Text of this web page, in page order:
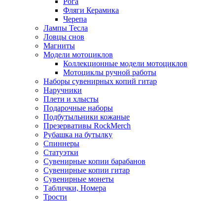
Фляги Керамика
Черепа
Лампы Тесла
Ловцы снов
Магниты
Модели мотоциклов
Коллекционные модели мотоциклов
Мотоциклы ручной работы
Наборы сувенирных копий гитар
Наручники
Плети и хлысты
Подарочные наборы
Подбутыльники кожаные
Презервативы RockMerch
Рубашка на бутылку
Спиннеры
Статуэтки
Сувенирные копии барабанов
Сувенирные копии гитар
Сувенирные монеты
Таблички, Номера
Трости